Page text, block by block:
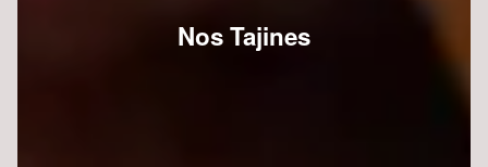
Nos Tajines